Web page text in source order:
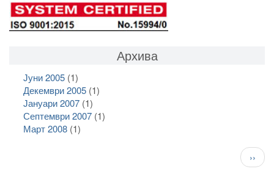
Архива
Јуни 2005(1)
Декември 2005(1)
Јануари 2007(1)
Септември 2007(1)
Март 2008(1)
››